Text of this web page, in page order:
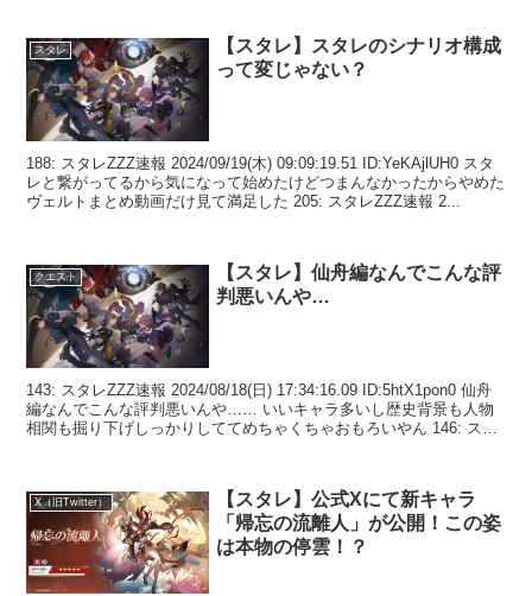
スタレ
【スタレ】スタレのシナリオ構成
って変じゃない？
188: スタレZZZ速報 2024/09/19(木) 09:09:19.51 ID:YeKAjlUH0 スタ
レと繋がってるから気になって始めたけどつまんなかったからやめた
ヴェルトまとめ動画だけ見て満足した 205: スタレZZZ速報 2...
クエスト
【スタレ】仙舟編なんでこんな評
判悪いんや…
143: スタレZZZ速報 2024/08/18(日) 17:34:16.09 ID:5htX1pon0 仙舟
編なんでこんな評判悪いんや…… いいキャラ多いし歴史背景も人物
相関も掘り下げしっかりしててめちゃくちゃおもろいやん 146: ス
X（旧Twitter）
【スタレ】公式Xにて新キャラ
「帰忘の流離人」が公開！この姿
は本物の停雲！？